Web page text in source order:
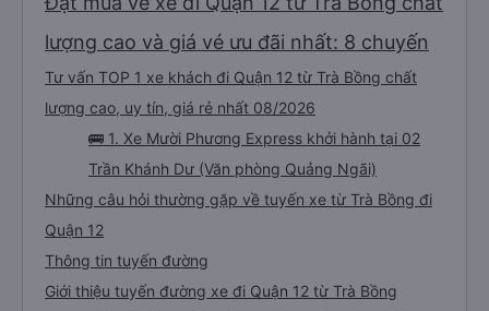
lượng cao và giá vé ưu đãi nhất: 8 chuyến
Tư vấn TOP 1 xe khách đi Quận 12 từ Trà Bồng chất
lượng cao, uy tín, giá rẻ nhất 08/2026
🚌 1. Xe Mười Phương Express khởi hành tại 02
Trần Khánh Dư (Văn phòng Quảng Ngãi)
Những câu hỏi thường gặp về tuyến xe từ Trà Bồng đi
Quận 12
Thông tin tuyến đường
Giới thiệu tuyến đường xe đi Quận 12 từ Trà Bồng